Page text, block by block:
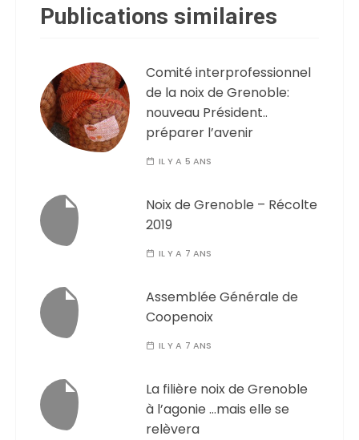
Publications similaires
Comité interprofessionnel
de la noix de Grenoble:
nouveau Président..
préparer l’avenir
IL Y A 5 ANS
Noix de Grenoble – Récolte
2019
IL Y A 7 ANS
Assemblée Générale de
Coopenoix
IL Y A 7 ANS
La filière noix de Grenoble
à l’agonie …mais elle se
relèvera